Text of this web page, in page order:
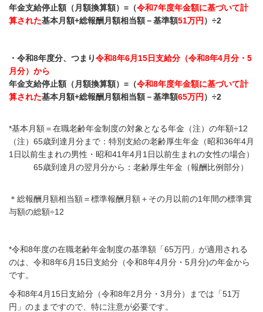
年金支給停止額（月額換算額）=（令和7年度年金額に基づいて計
算された基本月額+総報酬月額相当額－基準額51万円 ）÷2
・令和8年度分、つまり令和8年6月15日支給分（令和8年4月分・5
月分）から
年金支給停止額（月額換算額）=（令和8年度年金額に基づいて計
算された基本月額+総報酬月額相当額－基準額65万円 ）÷2
*基本月額＝在職老齢年金制度の対象となる年金（注）の年額÷12
（注）65歳到達月分まで：特別支給の老齢厚生年金（昭和36年4月
1日以前生まれの男性・昭和41年4月1日以前生まれの女性の場合）
65歳到達月の翌月分から：老齢厚生年金（報酬比例部分）
＊総報酬月額相当額＝標準報酬月額＋その月以前の1年間の標準賞
与額の総額÷12
*令和8年度の在職老齢年金制度の基準額「65万円」が適用される
のは、令和8年6 月15日支給分（令和8年4月分・ 5月分)の年金から
です。
令和8年4月15日支給分（令和8年2 月分・ 3 月分）までは「51万
円」のままですので、特に注意が必要です。